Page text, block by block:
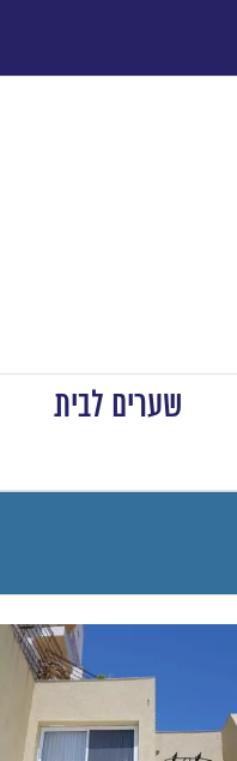
שערים לבית